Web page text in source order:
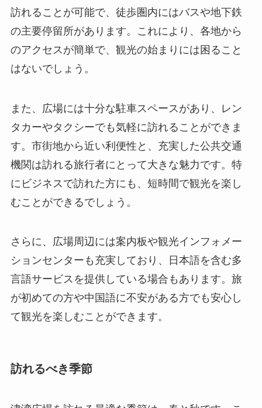
訪れることが可能で、徒歩圏内にはバスや地下鉄
の主要停留所があります。これにより、各地から
のアクセスが簡単で、観光の始まりには困ること
はないでしょう。
また、広場には十分な駐車スペースがあり、レン
タカーやタクシーでも気軽に訪れることができま
す。市街地から近い利便性と、充実した公共交通
機関は訪れる旅行者にとって大きな魅力です。特
にビジネスで訪れた方にも、短時間で観光を楽し
むことができるでしょう。
さらに、広場周辺には案内板や観光インフォメー
ションセンターも充実しており、日本語を含む多
言語サービスを提供している場合もあります。旅
が初めての方や中国語に不安がある方でも安心し
て観光を楽しむことができます。
訪れるべき季節